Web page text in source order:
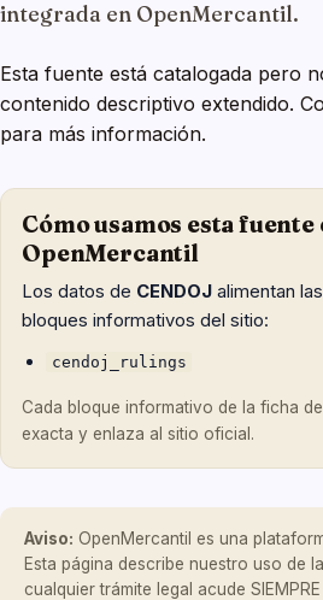
integrada en OpenMercantil.
Esta fuente está catalogada pero
contenido descriptivo extendido.
para más información.
Cómo usamos esta fuente
OpenMercantil
Los datos de CENDOJ alimentan
bloques informativos del sitio:
cendoj_rulings
Cada bloque informativo de la ficha
exacta y enlaza al sitio oficial.
Aviso: OpenMercantil es una
Esta página describe nuestro uso de
cualquier trámite legal acude